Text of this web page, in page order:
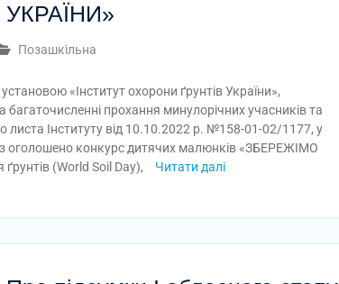
УКРАЇНИ»
Позашкільна
«Інститут охорони ґрунтів України»,
прохання минулорічних учасників та
листа Інституту від 10.10.2022 р. №158-01-02/1177, у
оголошено конкурс дитячих малюнків «ЗБЕРЕЖІМО
(World Soil Day),
Читати далі